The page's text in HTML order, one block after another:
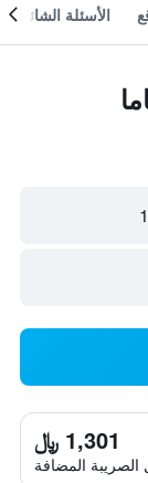
الأسئلة الشائعة
1,301 ﷼
المضافة